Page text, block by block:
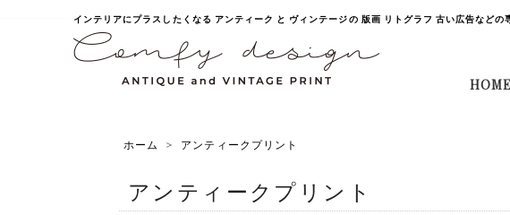
インテリアにプラスしたくなる アンティーク と ヴィンテージの 版画 リトグラフ 古い広告など
HOME
ホーム > アンティークプリント
アンティークプリント